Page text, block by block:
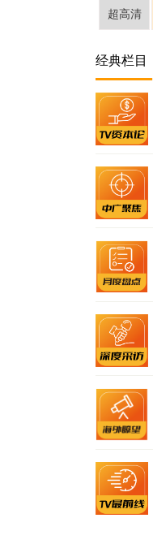
超高清
经典栏目